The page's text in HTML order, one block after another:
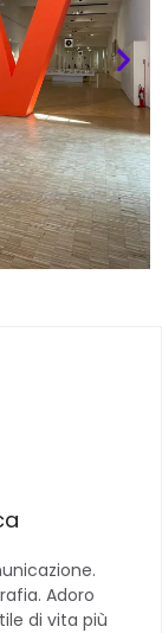
Adoro
di vita più